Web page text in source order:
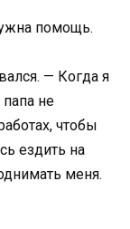
помощь.
— Когда я
не
чтобы
ездить на
меня.